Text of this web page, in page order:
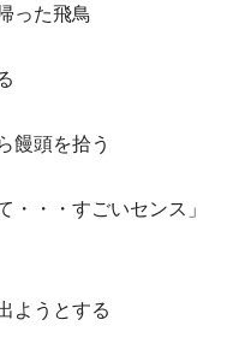
った飛鳥
饅頭を拾う
・・・すごいセンス」
ようとする